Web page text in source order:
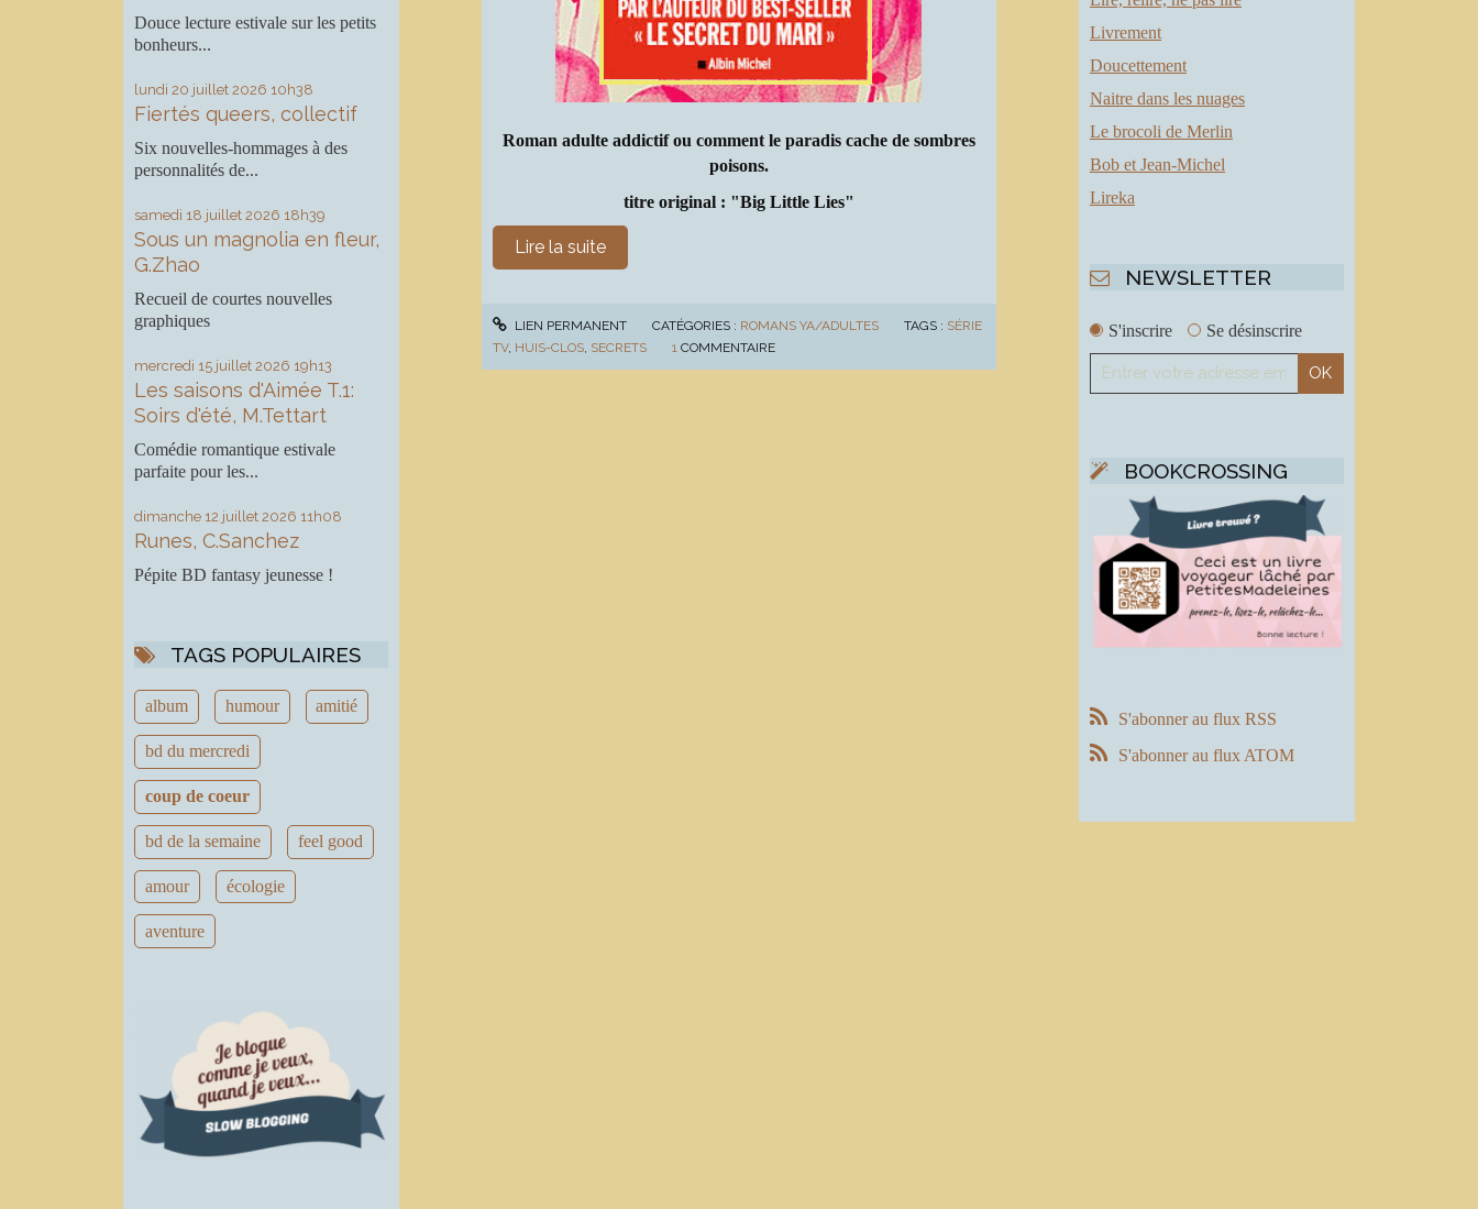
Douce lecture estivale sur les petits
bonheurs...
lundi 20 juillet 2026 10h38
Fiertés queers, collectif
Six nouvelles-hommages à des
personnalités de...
samedi 18 juillet 2026 18h39
Sous un magnolia en fleur,
G.Zhao
Recueil de courtes nouvelles
graphiques
mercredi 15 juillet 2026 19h13
Les saisons d'Aimée T.1:
Soirs d'été, M.Tettart
Comédie romantique estivale
parfaite pour les...
dimanche 12 juillet 2026 11h08
Runes, C.Sanchez
Pépite BD fantasy jeunesse !
TAGS POPULAIRES
album humour amitié
bd du mercredi
coup de coeur
bd de la semaine feel good
amour écologie
aventure
Roman adulte addictif ou comment le paradis cache de sombres
poisons.
titre original : "Big Little Lies"
Lire la suite
LIEN PERMANENT CATÉGORIES : ROMANS YA/ADULTES TAGS : SÉRIE
TV, HUIS-CLOS, SECRETS 1 COMMENTAIRE
Livrement
Doucettement
Naitre dans les nuages
Le brocoli de Merlin
Bob et Jean-Michel
Lireka
NEWSLETTER
S'inscrire Se désinscrire
BOOKCROSSING
S'abonner au flux RSS
S'abonner au flux ATOM